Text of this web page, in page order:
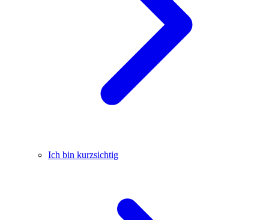
Ich bin kurzsichtig